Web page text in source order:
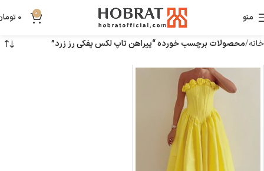
منو 0
0
خانه محصولات برچسب خورده “پیراهن تاپ لکس پفکی رز زرد”